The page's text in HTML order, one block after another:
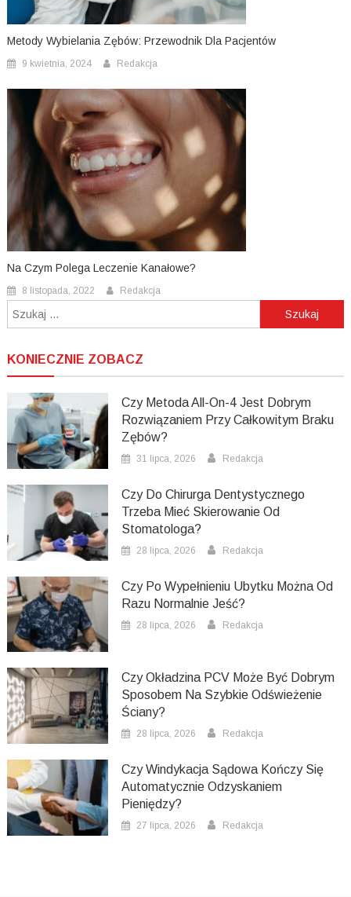
Metody Wybielania Zębów: Przewodnik Dla Pacjentów
9 kwietnia, 2024 Redakcja
Na Czym Polega Leczenie Kanałowe?
8 listopada, 2022 Redakcja
Szukaj:
KONIECZNIE ZOBACZ
Czy Metoda All-On-4 Jest Dobrym
Rozwiązaniem Przy Całkowitym Braku
Zębów?
31 lipca, 2026 Redakcja
Czy Do Chirurga Dentystycznego
Trzeba Mieć Skierowanie Od
Stomatologa?
28 lipca, 2026 Redakcja
Czy Po Wypełnieniu Ubytku Można Od
Razu Normalnie Jeść?
28 lipca, 2026 Redakcja
Czy Okładzina PCV Może Być Dobrym
Sposobem Na Szybkie Odświeżenie
Ściany?
28 lipca, 2026 Redakcja
Czy Windykacja Sądowa Kończy Się
Automatycznie Odzyskaniem
Pieniędzy?
27 lipca, 2026 Redakcja